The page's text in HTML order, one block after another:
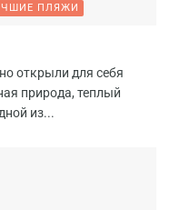
ПЛЯЖИ
открыли для себя
природа, теплый
из...